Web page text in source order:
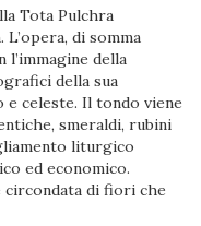
Tota Pulchra
di somma
l’immagine della
della sua
celeste. Il tondo viene
smeraldi, rubini
liturgico
ed economico.
circondata di fiori che